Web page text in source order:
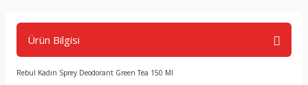
Ürün Bilgisi
Rebul Kadın Sprey Deodorant Green Tea 150 Ml